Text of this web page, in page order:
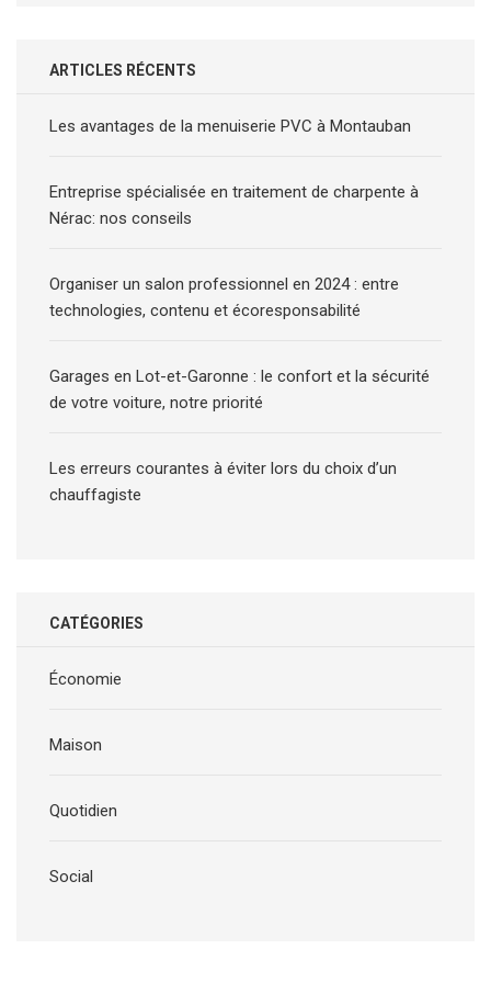
ARTICLES RÉCENTS
Les avantages de la menuiserie PVC à Montauban
Entreprise spécialisée en traitement de charpente à
Nérac: nos conseils
Organiser un salon professionnel en 2024 : entre
technologies, contenu et écoresponsabilité
Garages en Lot-et-Garonne : le confort et la sécurité
de votre voiture, notre priorité
Les erreurs courantes à éviter lors du choix d’un
chauffagiste
CATÉGORIES
Économie
Maison
Quotidien
Social